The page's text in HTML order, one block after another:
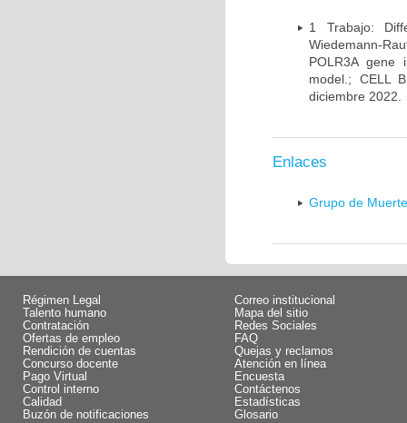
1 Trabajo:
Wiedemann-
POLR3A gene
model.; CELL
diciembre 2022.
Enlaces
Grupo de
Régimen Legal
Talento humano
Contratación
Ofertas de empleo
Rendición de cuentas
Concurso docente
Pago Virtual
Control interno
Calidad
Buzón de notificaciones
Correo institucional
Mapa del sitio
Redes Sociales
FAQ
Quejas y reclamos
Atención en línea
Encuesta
Contáctenos
Estadísticas
Glosario